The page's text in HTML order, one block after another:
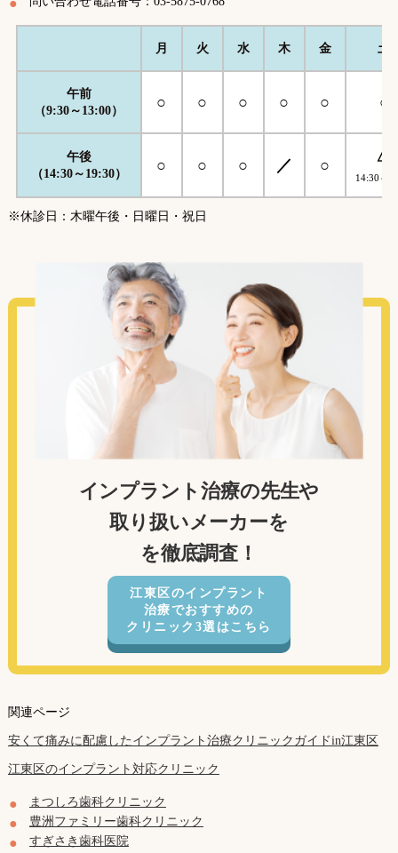
月 火 水 木 金 土
午前
（9:30～13:00）
○ ○ ○ ○ ○ ○
午後
（14:30～19:30）
○ ○ ○ ／ ○
△
14:30～
※休診日：木曜午後・日曜日・祝日
インプラント治療の先生や
取り扱いメーカーを
を徹底調査！
江東区のインプラント
治療でおすすめの
クリニック3選はこちら
関連ページ
安くて痛みに配慮したインプラント治療クリニックガイドin江東区
江東区のインプラント対応クリニック
まつしろ歯科クリニック
豊洲ファミリー歯科クリニック
すぎさき歯科医院